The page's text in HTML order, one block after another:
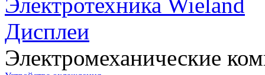
Дисплеи
Электромеханические